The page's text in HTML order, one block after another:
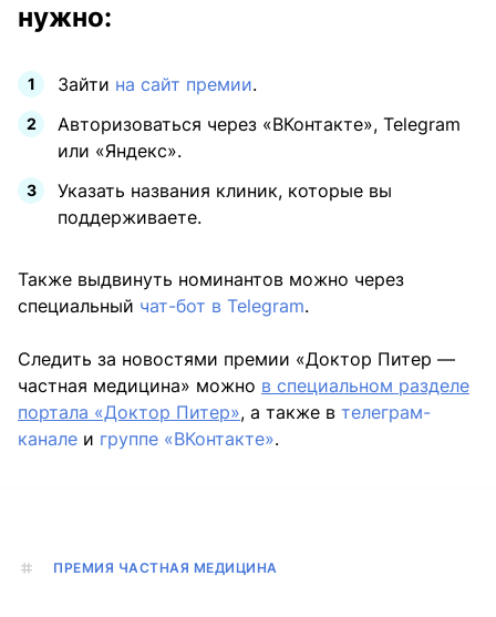
нужно:
Зайти на сайт премии.
Авторизоваться через «ВКонтакте», Telegram
или «Яндекс».
Указать названия клиник, которые вы
поддерживаете.
Также выдвинуть номинантов можно через
специальный чат-бот в Telegram.
Следить за новостями премии «Доктор Питер —
частная медицина» можно в специальном разделе
портала «Доктор Питер», а также в телеграм-
канале и группе «ВКонтакте».
ПРЕМИЯ ЧАСТНАЯ МЕДИЦИНА